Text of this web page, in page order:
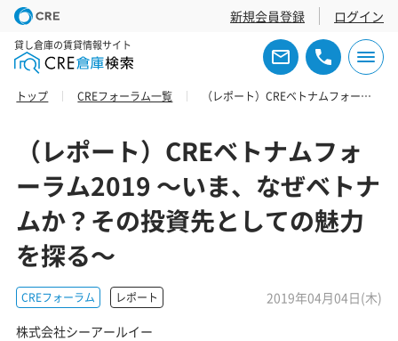
新規会員登録 ログイン
貸し倉庫の賃貸情報サイト
トップ CREフォーラム一覧 （レポート）CREベトナムフォーラム2019 ～いま、なぜベトナムか？その投資先としての魅力を探る～
（レポート）CREベトナムフォ
ーラム2019 ～いま、なぜベトナ
ムか？その投資先としての魅力
を探る～
CREフォーラム レポート
2019年04月04日(木)
株式会社シーアールイー